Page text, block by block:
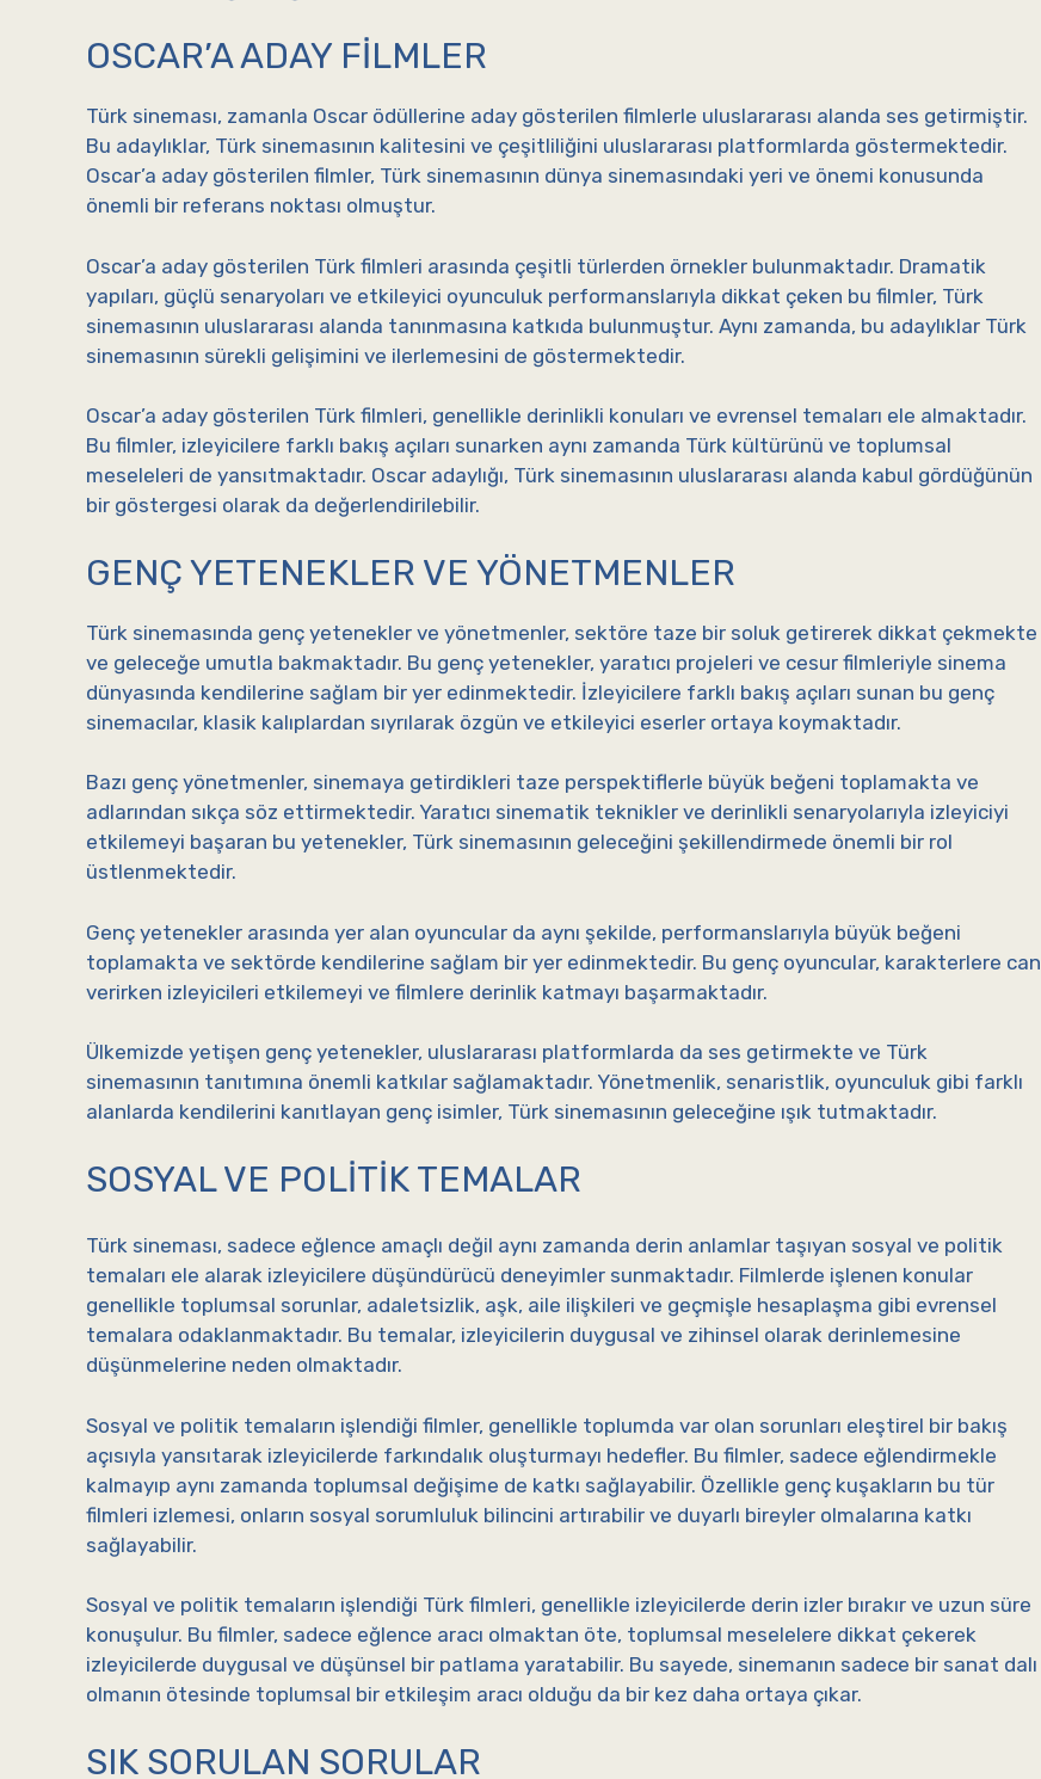
OSCAR’A ADAY FILMLER
Türk sineması, zamanla Oscar ödüllerine aday gösterilen filmlerle uluslararası alanda ses getirmiştir.
Bu adaylıklar, Türk sinemasının kalitesini ve çeşitliliğini uluslararası platformlarda göstermektedir.
Oscar’a aday gösterilen filmler, Türk sinemasının dünya sinemasındaki yeri ve önemi konusunda
önemli bir referans noktası olmuştur.
Oscar’a aday gösterilen Türk filmleri arasında çeşitli türlerden örnekler bulunmaktadır. Dramatik
yapıları, güçlü senaryoları ve etkileyici oyunculuk performanslarıyla dikkat çeken bu filmler, Türk
sinemasının uluslararası alanda tanınmasına katkıda bulunmuştur. Aynı zamanda, bu adaylıklar Türk
sinemasının sürekli gelişimini ve ilerlemesini de göstermektedir.
Oscar’a aday gösterilen Türk filmleri, genellikle derinlikli konuları ve evrensel temaları ele almaktadır.
Bu filmler, izleyicilere farklı bakış açıları sunarken aynı zamanda Türk kültürünü ve toplumsal
meseleleri de yansıtmaktadır. Oscar adaylığı, Türk sinemasının uluslararası alanda kabul gördüğünün
bir göstergesi olarak da değerlendirilebilir.
GENÇ YETENEKLER VE YÖNETMENLER
Türk sinemasında genç yetenekler ve yönetmenler, sektöre taze bir soluk getirerek dikkat çekmekte
ve geleceğe umutla bakmaktadır. Bu genç yetenekler, yaratıcı projeleri ve cesur filmleriyle sinema
dünyasında kendilerine sağlam bir yer edinmektedir. İzleyicilere farklı bakış açıları sunan bu genç
sinemacılar, klasik kalıplardan sıyrılarak özgün ve etkileyici eserler ortaya koymaktadır.
Bazı genç yönetmenler, sinemaya getirdikleri taze perspektiflerle büyük beğeni toplamakta ve
adlarından sıkça söz ettirmektedir. Yaratıcı sinematik teknikler ve derinlikli senaryolarıyla izleyiciyi
etkilemeyi başaran bu yetenekler, Türk sinemasının geleceğini şekillendirmede önemli bir rol
üstlenmektedir.
Genç yetenekler arasında yer alan oyuncular da aynı şekilde, performanslarıyla büyük beğeni
toplamakta ve sektörde kendilerine sağlam bir yer edinmektedir. Bu genç oyuncular, karakterlere can
verirken izleyicileri etkilemeyi ve filmlere derinlik katmayı başarmaktadır.
Ülkemizde yetişen genç yetenekler, uluslararası platformlarda da ses getirmekte ve Türk
sinemasının tanıtımına önemli katkılar sağlamaktadır. Yönetmenlik, senaristlik, oyunculuk gibi farklı
alanlarda kendilerini kanıtlayan genç isimler, Türk sinemasının geleceğine ışık tutmaktadır.
SOSYAL VE POLITIK TEMALAR
Türk sineması, sadece eğlence amaçlı değil aynı zamanda derin anlamlar taşıyan sosyal ve politik
temaları ele alarak izleyicilere düşündürücü deneyimler sunmaktadır. Filmlerde işlenen konular
genellikle toplumsal sorunlar, adaletsizlik, aşk, aile ilişkileri ve geçmişle hesaplaşma gibi evrensel
temalara odaklanmaktadır. Bu temalar, izleyicilerin duygusal ve zihinsel olarak derinlemesine
düşünmelerine neden olmaktadır.
Sosyal ve politik temaların işlendiği filmler, genellikle toplumda var olan sorunları eleştirel bir bakış
açısıyla yansıtarak izleyicilerde farkındalık oluşturmayı hedefler. Bu filmler, sadece eğlendirmekle
kalmayıp aynı zamanda toplumsal değişime de katkı sağlayabilir. Özellikle genç kuşakların bu tür
filmleri izlemesi, onların sosyal sorumluluk bilincini artırabilir ve duyarlı bireyler olmalarına katkı
sağlayabilir.
Sosyal ve politik temaların işlendiği Türk filmleri, genellikle izleyicilerde derin izler bırakır ve uzun süre
konuşulur. Bu filmler, sadece eğlence aracı olmaktan öte, toplumsal meselelere dikkat çekerek
izleyicilerde duygusal ve düşünsel bir patlama yaratabilir. Bu sayede, sinemanın sadece bir sanat dalı
olmanın ötesinde toplumsal bir etkileşim aracı olduğu da bir kez daha ortaya çıkar.
SIK SORULAN SORULAR